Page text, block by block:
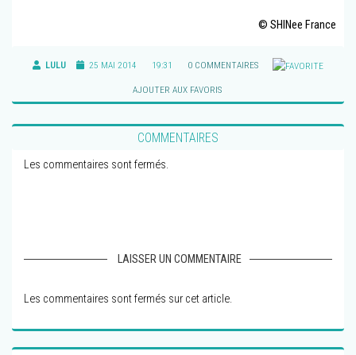
© SHINee France
LULU 25 MAI 2014 19:31 0 COMMENTAIRES
AJOUTER AUX FAVORIS
COMMENTAIRES
Les commentaires sont fermés.
LAISSER UN COMMENTAIRE
Les commentaires sont fermés sur cet article.